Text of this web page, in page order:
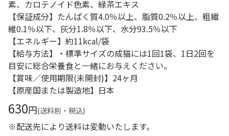
素、カロテノイド色素、緑茶エキス
【保証成分】たんぱく質4.0％以上、脂質0.2％以上、粗繊
維0.1％以下、灰分1.8％以下、水分93.5％以下
【エネルギー】約11kcal/袋
【給与方法】・標準サイズの成猫には1回1袋、1日2回を
目安に総合栄養食と一緒にお与えください。
【賞味／使用期限(未開封)】24ヶ月
【原産国または製造地】日本
630円(送料別・税込)
※配送先により送料は変動いたします。